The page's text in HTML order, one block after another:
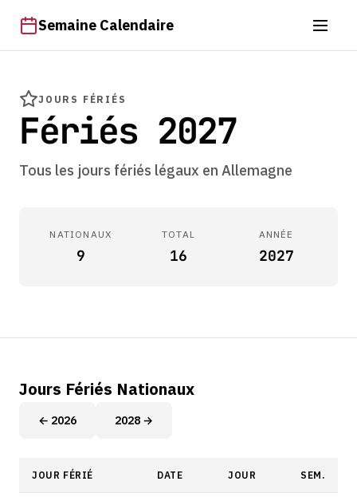
Semaine Calendaire
JOURS FÉRIÉS
Fériés 2027
Tous les jours fériés légaux en Allemagne
NATIONAUX
9
TOTAL
16
ANNÉE
2027
Jours Fériés Nationaux
← 2026 2028 →
JOUR FÉRIÉ DATE JOUR SEM.